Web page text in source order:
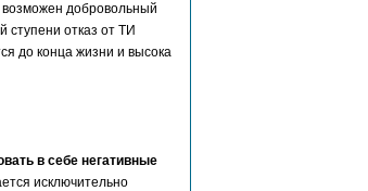
добровольный
ступени отказ от ТИ
до конца жизни и высока
в себе негативные
исключительно